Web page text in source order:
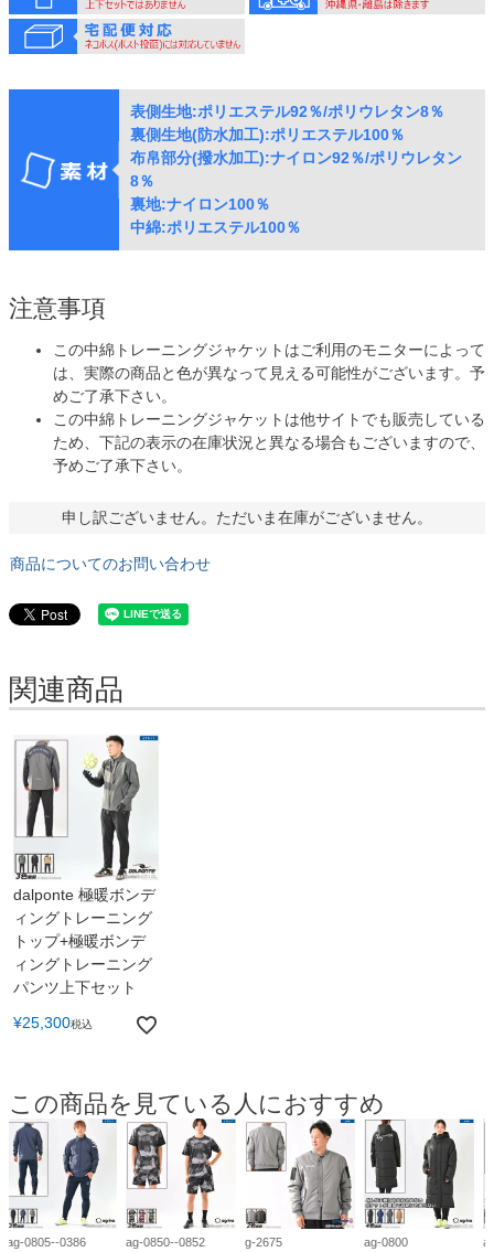
表側生地:ポリエステル92％/ポリウレタン8％
裏側生地(防水加工):ポリエステル100％
布帛部分(撥水加工):ナイロン92％/ポリウレタン
8％
裏地:ナイロン100％
中綿:ポリエステル100％
注意事項
この中綿トレーニングジャケットはご利用のモニターによって
は、実際の商品と色が異なって見える可能性がございます。予
めご了承下さい。
この中綿トレーニングジャケットは他サイトでも販売している
ため、下記の表示の在庫状況と異なる場合もございますので、
予めご了承下さい。
申し訳ございません。ただいま在庫がございません。
商品についてのお問い合わせ
関連商品
dalponte 極暖ボンデ
ィングトレーニング
トップ+極暖ボンデ
ィングトレーニング
パンツ上下セット
¥25,300税込
この商品を見ている人におすすめ
ag-0805--0386 ag-0850--0852 g-2675 ag-0800